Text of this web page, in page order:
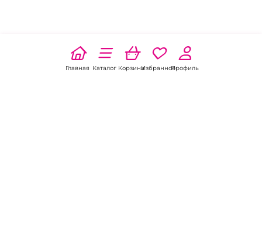
Главная Каталог КорзинаИзбранноеПрофиль